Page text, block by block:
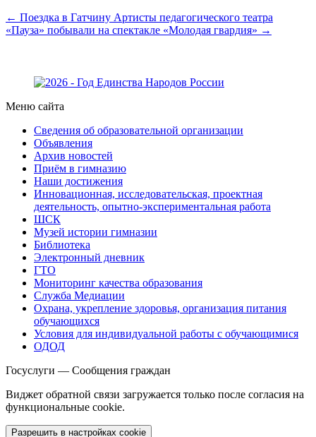
← Поездка в Гатчину Артисты педагогического театра
«Пауза» побывали на спектакле «Молодая гвардия» →
Меню сайта
Сведения об образовательной организации
Объявления
Архив новостей
Приём в гимназию
Наши достижения
Инновационная, исследовательская, проектная
деятельность, опытно-экспериментальная работа
ШСК
Музей истории гимназии
Библиотека
Электронный дневник
ГТО
Мониторинг качества образования
Служба Медиации
Охрана, укрепление здоровья, организация питания
обучающихся
Условия для индивидуальной работы с обучающимися
ОДОД
Госуслуги — Сообщения граждан
Виджет обратной связи загружается только после согласия на
функциональные cookie.
Разрешить в настройках cookie